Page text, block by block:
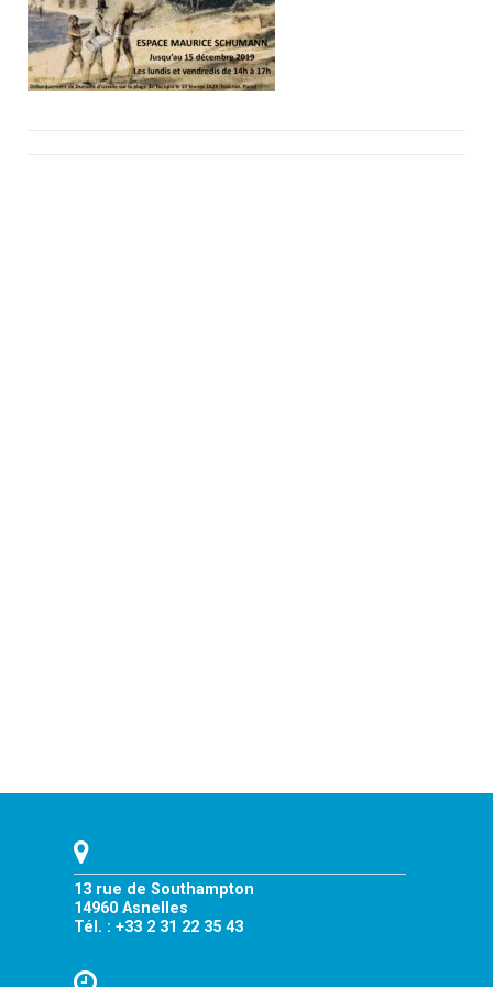
13 rue de Southampton
14960 Asnelles
Tél. : +33 2 31 22 35 43